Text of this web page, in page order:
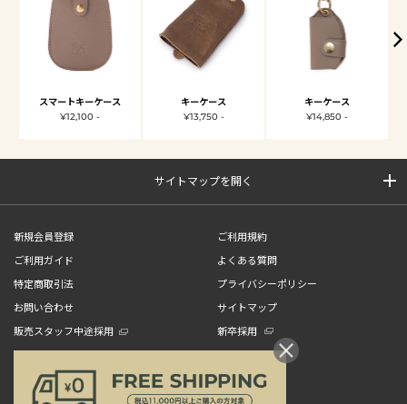
スマートキーケース
¥12,100 -
キーケース
¥13,750 -
キーケース
¥14,850 -
サイトマップを開く
新規会員登録
ご利用規約
ご利用ガイド
よくある質問
特定商取引法
プライバシーポリシー
お問い合わせ
サイトマップ
販売スタッフ中途採用
新卒採用